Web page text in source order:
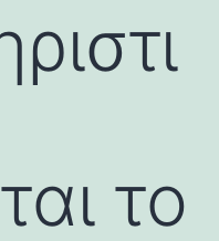
το